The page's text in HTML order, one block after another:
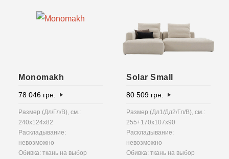
Monomakh
78 046 грн.
Размер (Дл/Гл/В), см.:
240x124x82
Раскладывание:
невозможно
Обивка: ткань на выбор
Solar Small
80 509 грн.
Размер (Дл1/Дл2/Гл/В), см.:
255+170x107x90
Раскладывание:
невозможно
Обивка: ткань на выбор